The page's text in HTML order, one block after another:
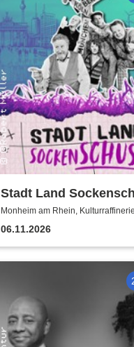
Stadt Land
Kabarett-Theater
Monheim am Rhein,
06.11.2026